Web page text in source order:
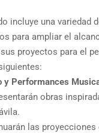
incluye una variedad
para ampliar el
proyectos para el
y Performances
obras
las proyecciones